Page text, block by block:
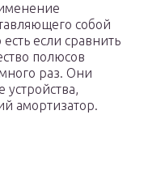
собой
если сравнить
полюсов
раз. Они
амортизатор.